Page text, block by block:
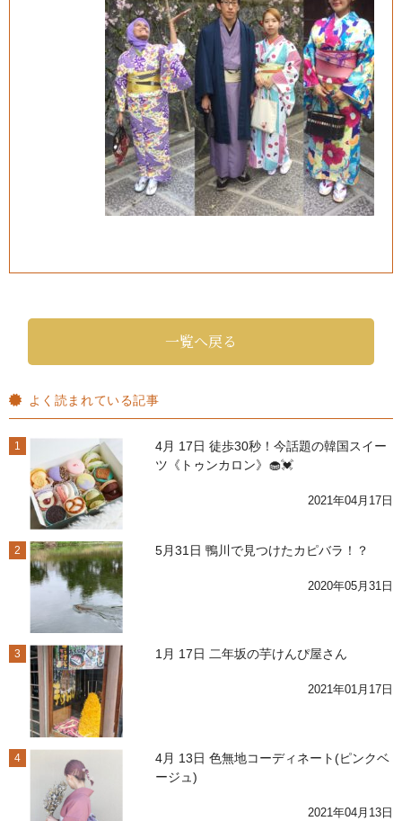
一覧へ戻る
よく読まれている記事
1
4月 17日 徒歩30秒！今話題の韓国スイー
ツ《トゥンカロン》🧁💓
2021年04月17日
2 5月31日 鴨川で見つけたカピバラ！？
2020年05月31日
3 1月 17日 二年坂の芋けんぴ屋さん
2021年01月17日
4
4月 13日 色無地コーディネート(ピンクベ
ージュ)
2021年04月13日